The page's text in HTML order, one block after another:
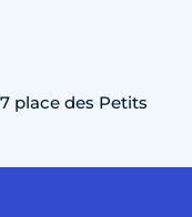
place des Petits